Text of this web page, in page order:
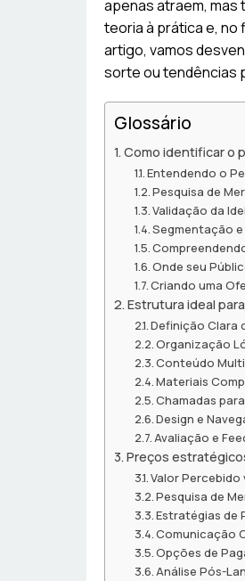
apenas atraem, mas
teoria à prática e, no
artigo, vamos
sorte ou tendências
Glossário
Como identificar o
Entendendo o
Pesquisa de
Validação da
Segmentação
Onde seu
Criando uma
Estrutura ideal
Definição Clara
Organização
Conteúdo
Materiais
Chamadas
Design e
Avaliação e
Preços
Valor
Pesquisa de
Estratégias de
Comunicação
Opções de
Análise Pós-